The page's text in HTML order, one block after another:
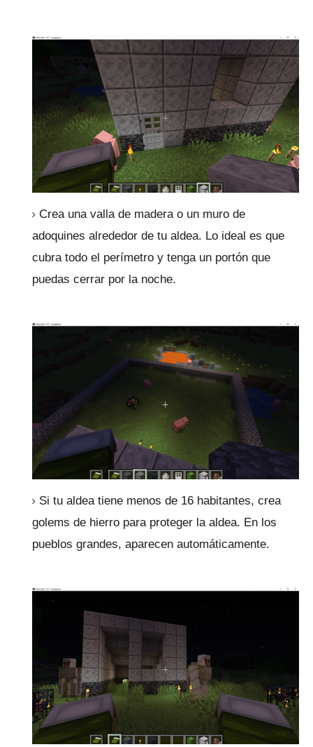
Crea una valla de madera o un muro de
adoquines alrededor de tu aldea. Lo ideal es que
cubra todo el perímetro y tenga un portón que
puedas cerrar por la noche.
Si tu aldea tiene menos de 16 habitantes, crea
golems de hierro para proteger la aldea. En los
pueblos grandes, aparecen automáticamente.